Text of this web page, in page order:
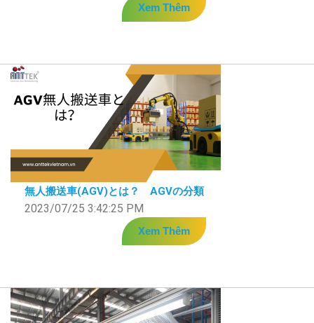
Xem Thêm
無人搬送車(AGV)とは？ AGVの分類
2023/07/25 3:42:25 PM
Xem Thêm